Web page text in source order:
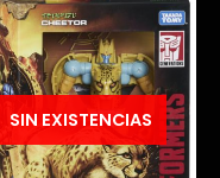
SIN EXISTENCIAS